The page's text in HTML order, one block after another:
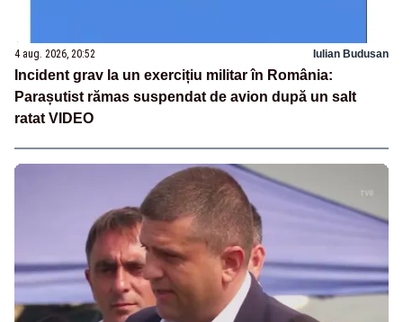
4 aug. 2026, 20:52 Iulian Budusan
Incident grav la un exercițiu militar în România:
Parașutist rămas suspendat de avion după un salt
ratat VIDEO